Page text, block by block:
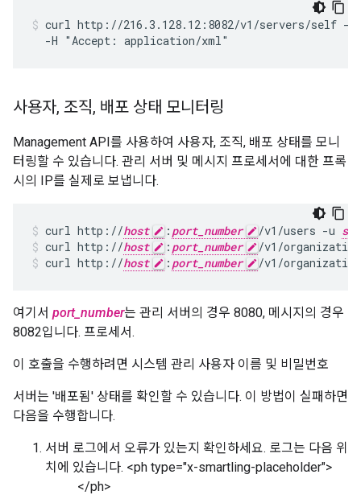
curl http://216.3.128.12:8082/v1/servers/self -
  -H "Accept: application/xml"
사용자, 조직, 배포 상태 모니터링
Management API를 사용하여 사용자, 조직, 배포 상태를 모니
터링할 수 있습니다. 관리 서버 및 메시지 프로세서에 대한 프록
시의 IP를 실제로 보냅니다.
curl http://host : port_number /v1/users -u
curl http://host : port_number
/v1/
curl http://host : port_number /v1/
여기서 port_number는 관리 서버의 경우 8080, 메시지의 경우
8082입니다. 프로세서.
이 호출을 수행하려면 시스템 관리 사용자 이름 및 비밀번호
서버는 '배포됨' 상태를 확인할 수 있습니다. 이 방법이 실패하면
다음을 수행합니다.
서버 로그에서 오류가 있는지 확인하세요. 로그는 다음 위
치에 있습니다. <ph type="x-smartling-placeholder">
</ph>